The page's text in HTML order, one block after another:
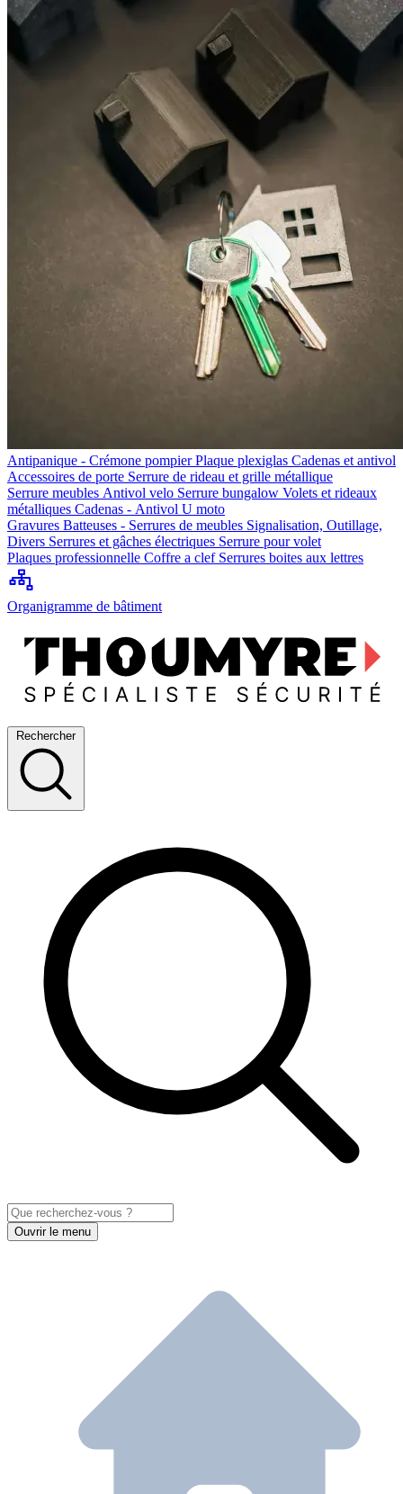
Antipanique - Crémone pompierPlaque plexiglas Cadenas et antivol
Accessoires de porte Serrure de rideau et grille métallique
Serrure meubles Antivol velo Serrure bungalow Volets et rideaux
métalliques Cadenas - Antivol U moto
Gravures Batteuses - Serrures de meubles Signalisation, Outillage,
Divers Serrures et gâches électriques Serrure pour volet
Plaques professionnelle Coffre a clef Serrures boites aux lettres
Organigramme de bâtiment
Rechercher
Ouvrir le menu